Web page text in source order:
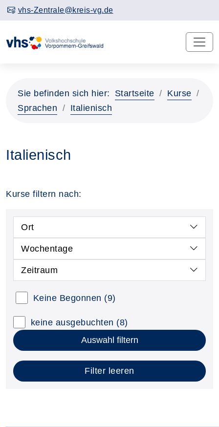
vhs-Zentrale@kreis-vg.de
Sie befinden sich hier: Startseite
Kurse
Sprachen
Italienisch
Italienisch
Kurse filtern nach:
Ort
Wochentage
Zeitraum
Keine Begonnen (9)
keine ausgebuchten (8)
Auswahl filtern
Filter leeren